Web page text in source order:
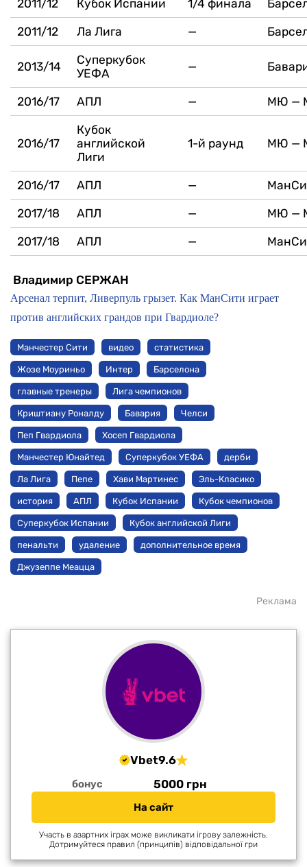
2011/12 Кубок Испании 1/4 финала
2011/12 Ла Лига —
2013/14
Суперкубок
УЕФА
—
2016/17 АПЛ — МЮ —
2016/17
Кубок
английской
Лиги
1-й раунд МЮ —
2016/17 АПЛ —
2017/18 АПЛ — МЮ —
2017/18 АПЛ —
Владимир СЕРЖАН
Арсенал терпит, Ливерпуль грызет. Как МанСити играет
против английских грандов при Гвардиоле?
Манчестер Сити видео статистика
Жозе Моуриньо Интер Барселона
главные тренеры Лига чемпионов
Криштиану Роналду Бавария Челси
Пеп Гвардиола Хосеп Гвардиола
Манчестер Юнайтед Суперкубок УЕФА дерби
Ла Лига Пепе Хави Мартинес Эль-Класико
история АПЛ Кубок Испании Кубок чемпионов
Суперкубок Испании Кубок английской Лиги
пенальти удаление дополнительное время
Джузеппе Меацца
Реклама
Vbet9.6
бонус 5000 грн
На сайт
Участь в азартних іграх може викликати ігрову залежність.
Дотримуйтеся правил (принципів) відповідальної гри